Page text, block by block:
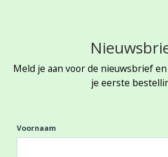
Meld je aan voor de nieuwsbrief
je eerste
Voornaam